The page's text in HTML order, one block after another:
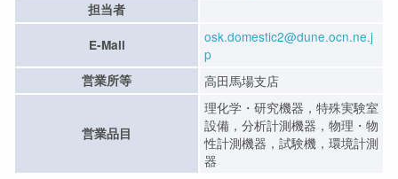
担当者
E-Mail
osk.domestic2@dune.ocn.ne.j
p
営業所等 高田馬場支店
営業品目
理化学・研究機器，特殊実験室
設備，分析計測機器，物理・物
性計測機器，試験機，環境計測
器